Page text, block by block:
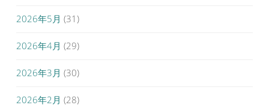
2026年5月 (31)
2026年4月 (29)
2026年3月 (30)
2026年2月 (28)